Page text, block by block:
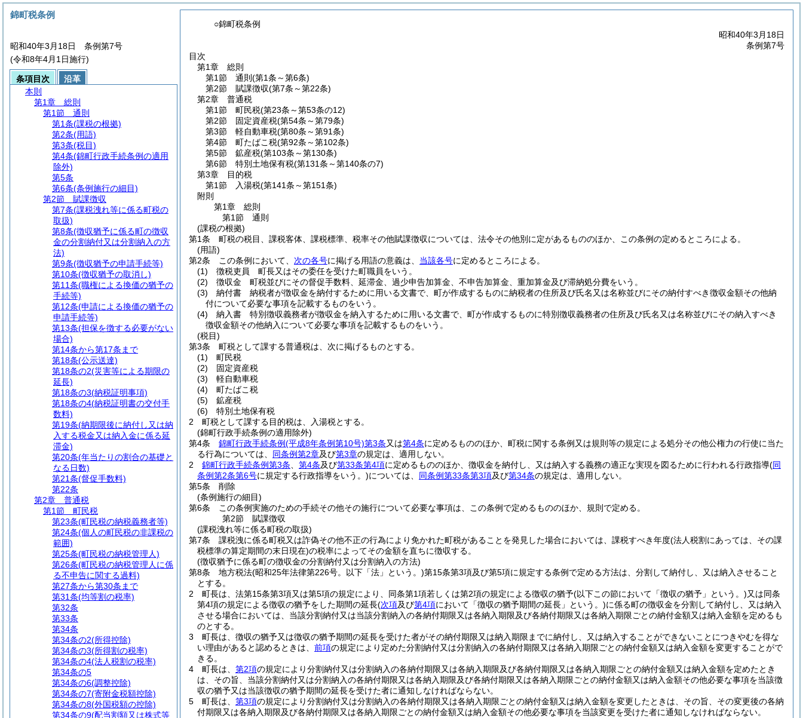
○錦町税条例
昭和40年3月18日
条例第7号
目次
第1章
総則
第1節
通則 (第1条～第6条)
第2節
賦課徴収(第7条～第22条)
第2章
普通税
第1節
町民税(第23条～第53条の12)
第2節
固定資産税(第54条～第79条)
第3節
軽自動車税(第80条～第91条)
第4節
町たばこ税(第92条～第102条)
第5節
鉱産税(第103条～第130条)
第6節
特別土地保有税(第131条～第140条の7)
第3章
目的税
第1節
入湯税(第141条～第151条)
附則
第1章
総則
第1節
通則
(課税の根拠)
第1条
町税の税目、課税客体、課税標準、税率その他賦課徴収については、法令その他別に定があるもののほか、この条例の定めるところによる。
(用語)
第2条
この条例において、 次の各号に掲げる用語の意義は、 当該各号に定めるところによる。
(1)
徴税吏員 町長又はその委任を受けた町職員をいう。
(2)
徴収金 町税並びにその督促手数料、延滞金、過少申告加算金、不申告加算金、重加算金及び滞納処分費をいう。
(3)
納付書 納税者が徴収金を納付するために用いる文書で、町が作成するものに納税者の住所及び氏名又は名称並びにその納付すべき徴収金額その他納
付について必要な事項を記載するものをいう。
(4)
納入書 特別徴収義務者が徴収金を納入するために用いる文書で、町が作成するものに特別徴収義務者の住所及び氏名又は名称並びにその納入すべき
徴収金額その他納入について必要な事項を記載するものをいう。
(税目)
第3条
町税として課する普通税は、次に掲げるものとする。
(1)
町民税
(2)
固定資産税
(3)
軽自動車税
(4)
町たばこ税
(5)
鉱産税
(6)
特別土地保有税
2
町税として課する目的税は、入湯税とする。
(錦町行政手続条例の適用除外)
第4条
錦町行政手続条例(平成8年条例第10号)第3条又は第4条に定めるもののほか、町税に関する条例又は規則等の規定による処分その他公権力の行使に当た
る行為については、 同条例第2章及び第3章の規定は、適用しない。
2
錦町行政手続条例第3条 第4条及び第33条第4項に定めるもののほか、徴収金を納付し、又は納入する義務の適正な実現を図るために行われる行政指導(同
条例第2条第6号に規定する行政指導をいう。)については、 同条例第33条第3項及び第34条の規定は、適用しない。
第5条
削除
(条例施行の細目)
第6条
この条例実施のための手続その他その施行について必要な事項は、この条例で定めるもののほか、規則で定める。
第2節
賦課徴収
(課税洩れ等に係る町税の取扱)
第7条
課税洩に係る町税又は詐偽その他不正の行為により免かれた町税があることを発見した場合においては、課税すべき年度(法人税割にあっては、その課
税標準の算定期間の末日現在)の税率によってその金額を直ちに徴収する。
(徴収猶予に係る町の徴収金の分割納付又は分割納入の方法)
第8条
地方税法(昭和25年法律第226号。以下「法」という。)第15条第3項及び第5項に規定する条例で定める方法は、分割して納付し、又は納入させること
とする。
2
町長は、法第15条第3項又は第5項の規定により、同条第1項若しくは第2項の規定による徴収の猶予(以下この節において「徴収の猶予」という。)又は同条
第4項の規定による徴収の猶予をした期間の延長(次項及び第4項において「徴収の猶予期間の延長」という。)に係る町の徴収金を分割して納付し、又は納入
させる場合においては、当該分割納付又は当該分割納入の各納付期限又は各納入期限及び各納付期限又は各納入期限ごとの納付金額又は納入金額を定めるも
のとする。
3
町長は、徴収の猶予又は徴収の猶予期間の延長を受けた者がその納付期限又は納入期限までに納付し、又は納入することができないことにつきやむを得な
い理由があると認めるときは、 前項の規定により定めた分割納付又は分割納入の各納付期限又は各納入期限ごとの納付金額又は納入金額を変更することがで
きる。
4
町長は、 第2項の規定により分割納付又は分割納入の各納付期限又は各納入期限及び各納付期限又は各納入期限ごとの納付金額又は納入金額を定めたとき
は、その旨、当該分割納付又は分割納入の各納付期限又は各納入期限及び各納付期限又は各納入期限ごとの納付金額又は納入金額その他必要な事項を当該徴
収の猶予又は当該徴収の猶予期間の延長を受けた者に通知しなければならない。
5
町長は、 第3項の規定により分割納付又は分割納入の各納付期限又は各納入期限ごとの納付金額又は納入金額を変更したときは、その旨、その変更後の各納
付期限又は各納入期限及び各納付期限又は各納入期限ごとの納付金額又は納入金額その他必要な事項を当該変更を受けた者に通知しなければならない。
錦町税条例
昭和40年3月18日 条例第7号
(令和8年4月1日施行)
条項目次
沿革
本則
第1章
総則
第1節
通則
第1条(課税の根拠)
第2条(用語)
第3条(税目)
第4条(錦町行政手続条例の適用
除外)
第5条
第6条(条例施行の細目)
第2節
賦課徴収
第7条(課税洩れ等に係る町税の
取扱)
第8条(徴収猶予に係る町の徴収
金の分割納付又は分割納入の方
法)
第9条(徴収猶予の申請手続等)
第10条(徴収猶予の取消し)
第11条(職権による換価の猶予の
手続等)
第12条(申請による換価の猶予の
申請手続等)
第13条(担保を徴する必要がない
場合)
第14条から第17条まで
第18条(公示送達)
第18条の2(災害等による期限の
延長)
第18条の3(納税証明事項)
第18条の4(納税証明書の交付手
数料)
第19条(納期限後に納付し又は納
入する税金又は納入金に係る延
滞金)
第20条(年当たりの割合の基礎と
なる日数)
第21条(督促手数料)
第22条
第2章
普通税
第1節
町民税
第23条(町民税の納税義務者等)
第24条(個人の町民税の非課税の
範囲)
第25条(町民税の納税管理人)
第26条(町民税の納税管理人に係
る不申告に関する過料)
第27条から第30条まで
第31条(均等割の税率)
第32条
第33条
第34条
第34条の2(所得控除)
第34条の3(所得割の税率)
第34条の4(法人税割の税率)
第34条の5
第34条の6(調整控除)
第34条の7(寄附金税額控除)
第34条の8(外国税額の控除)
第34条の9(配当割額又は株式等